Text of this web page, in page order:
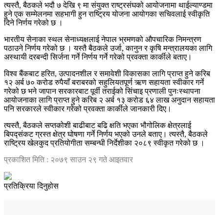
त्यस्तै, बैठकले भदौ ७ देखि ९ मा संयुक्त राष्ट्रसंघको आयोजनामा थाईल्याण्डमा
हुने एक सम्मेलनमा सहभागी हुन राष्ट्रिय योजना आयोगका सचिवलाई स्वीकृति
दिने निर्णय गरेको छ ।
भारतीय सेनाका स्थल सेनाध्यक्षलाई नेपाल भ्रमणको औपचारिक निमन्त्रण
पठाउने निर्णय गरेको छ । यस्तै बैठकले उर्जा, कानुन र कृषि मन्त्रालयका लागि
अस्थायी दरबन्दी सिर्जना गर्ने निर्णय गर्ने गरेको प्रवक्ता कार्कीले बताए।
विश्व बैंकबाट हरित, उत्पादनशील र समावेशी विकासका लागि प्राप्त हुने करिब
१२ अर्ब ७० करोड रुपैयाँ बराबरको सहुलियतपूर्ण ऋण सहायता स्वीकार गर्ने
गरेको छ भने जापान सरकारबाट पूर्वी तराईको सिंचाइ प्रणाली पुनःस्थापना
आयोजनाका लागि प्राप्त हुने करिब २ अर्ब १३ करोड ६४ लाख अनुदान सहायता
पनि सरकारले स्वीकार गरेको प्रवक्ता कार्कीले जानकारी दिए।
त्यस्तै, बैठकले सप्तकोशी बाढीबाट बढि क्षति भएका भौगोलिक क्षेत्रलाई
बिपद्संकट ग्रस्त क्षेत्र घोषणा गर्ने निर्णय भएको उनले बताए। त्यस्तै, बैठकले
राष्ट्रिय खेलकुद प्रतियोगीता सम्बन्धी निर्देशीका २०८९ स्वीकृत गरेको छ ।
प्रकाशित मिति : २०७९ साउन २९ गते आइतवार
प्रतिक्रिया दिनुहोस